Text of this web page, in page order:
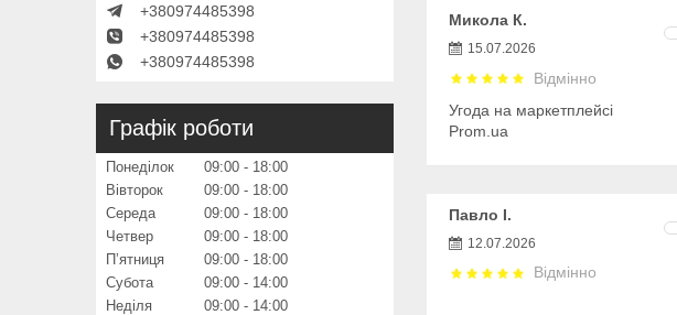
Микола К.
15.07.2026
Відмінно
Угода на маркетплейсі
Prom.ua
Павло І.
12.07.2026
Відмінно
+380974485398
+380974485398
+380974485398
Графік роботи
Понеділок 09:00
18:00
Вівторок
09:00
18:00
Середа
09:00
18:00
Четвер
09:00
18:00
Пʼятниця
09:00
18:00
Субота
09:00
14:00
Неділя
09:00 14:00